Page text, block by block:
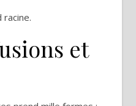
racine.
et